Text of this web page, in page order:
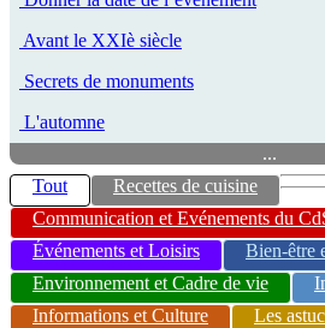
Avant le XXIè siècle
Secrets de monuments
L'automne
...
Tout
Recettes de cuisine
Communication et Evénements du
Événements et Loisirs
Bien-être
Environnement et Cadre de vie
Informations et Culture
Les